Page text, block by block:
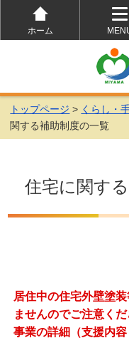
ホーム
トップページ > くらし・
関する補助制度の一覧
住宅に関す
居住中の住宅外壁塗
ませんのでご注意くだ
事業の詳細（支援内